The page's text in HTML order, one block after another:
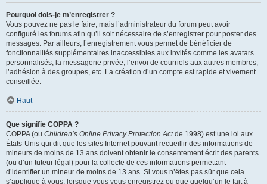
Pourquoi dois-je m’enregistrer ?
Vous pouvez ne pas le faire, mais l’administrateur du forum peut avoir
configuré les forums afin qu’il soit nécessaire de s’enregistrer pour poster des
messages. Par ailleurs, l’enregistrement vous permet de bénéficier de
fonctionnalités supplémentaires inaccessibles aux invités comme les avatars
personnalisés, la messagerie privée, l’envoi de courriels aux autres membres,
l’adhésion à des groupes, etc. La création d’un compte est rapide et vivement
conseillée.
Haut
Que signifie COPPA ?
COPPA (ou Children’s Online Privacy Protection Actde 1998) est une loi aux
États-Unis qui dit que les sites Internet pouvant recueillir des informations de
mineurs de moins de 13 ans doivent obtenir le consentement écrit des parents
(ou d’un tuteur légal) pour la collecte de ces informations permettant
d’identifier un mineur de moins de 13 ans. Si vous n’êtes pas sûr que cela
s’applique à vous, lorsque vous vous enregistrez ou que quelqu’un le fait à